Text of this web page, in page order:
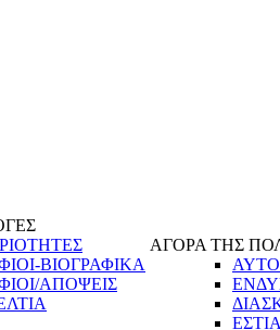
ΒΙΟΓΡΑΦΙΚΑ
ΑΠΟΨΕΙΣ
ΑΓΟΡΑ ΤΗΣ